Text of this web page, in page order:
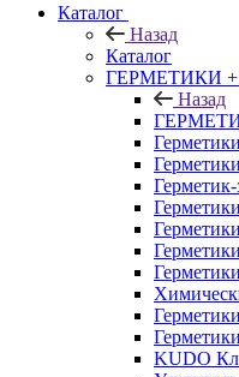
Каталог
Назад
Каталог
ГЕРМЕТИКИ
Назад
KUDO